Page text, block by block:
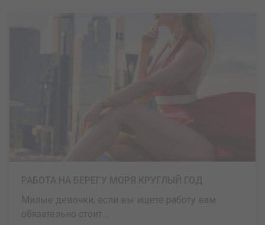
Милые девочки, если вы ищете работу вам
обязательно стоит ...